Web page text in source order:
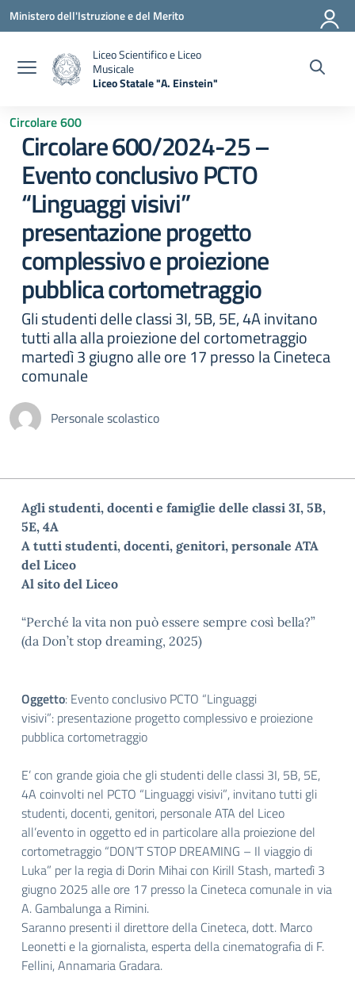
Vai ai contenuti
Vai al menu di navigazione
Vai al footer
Ministero dell'Istruzione e del Merito
Liceo Scientifico e Liceo
Musicale
Liceo Statale "A. Einstein"
Circolare 600
Circolare 600/2024-25 –
Evento conclusivo PCTO
“Linguaggi visivi”
presentazione progetto
complessivo e proiezione
pubblica cortometraggio
Gli studenti delle classi 3I, 5B, 5E, 4A invitano
tutti alla alla proiezione del cortometraggio
martedì 3 giugno alle ore 17 presso la Cineteca
comunale
Personale scolastico
Agli studenti, docenti e famiglie delle classi 3I, 5B,
5E, 4A
A tutti studenti, docenti, genitori, personale ATA
del Liceo
Al sito del Liceo
“Perché la vita non può essere sempre così bella?”
(da Don’t stop dreaming, 2025)
Oggetto: Evento conclusivo PCTO “Linguaggi
visivi”: presentazione progetto complessivo e proiezione
pubblica cortometraggio
E’ con grande gioia che gli studenti delle classi 3I, 5B, 5E,
4A coinvolti nel PCTO “Linguaggi visivi”, invitano tutti gli
studenti, docenti, genitori, personale ATA del Liceo
all’evento in oggetto ed in particolare alla proiezione del
cortometraggio “DON’T STOP DREAMING – Il viaggio di
Luka” per la regia di Dorin Mihai con Kirill Stash, martedì 3
giugno 2025 alle ore 17 presso la Cineteca comunale in via
A. Gambalunga a Rimini.
Saranno presenti il direttore della Cineteca, dott. Marco
Leonetti e la giornalista, esperta della cinematografia di F.
Fellini, Annamaria Gradara.